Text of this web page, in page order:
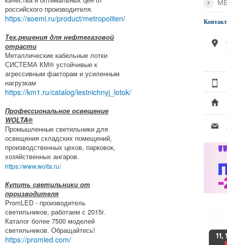
российского производителя.
https://soemi.ru/product/metropoliten/
Тех.решения для нефтегазовой
отрасти
Металлические кабельные лотки
СИСТЕМА КМ® устойчивые к
агрессивным факторам и усиленным
нагрузкам
https://km1.ru/catalog/lestnichnyj_lotok/
Профессиональное освещение
WOLTA®
Промышленные светильники для
освещения складских помещений,
производственных цехов, парковок,
хозяйственных ангаров.
https://www.wolta.ru/
Купить светильники от
производителя
PromLED - производитель
светильников, работаем с 2015г.
Каталог более 7500 моделей
светильников. Обращайтесь!
https://promled.com/